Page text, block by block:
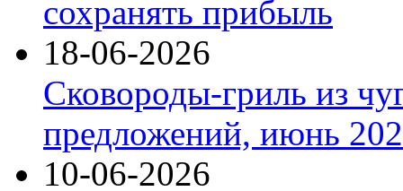
сохранять прибыль
18-06-2026
Сковороды-гриль из
предложений, июнь
10-06-2026